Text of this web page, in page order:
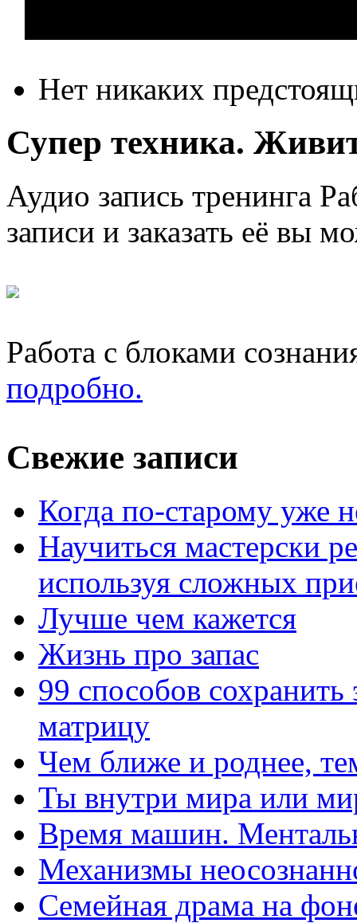
Нет никаких
Супер техника.
Аудио запись тренинга
записи и заказать её вы
Работа с блоками
подробно.
Свежие записи
Когда по-старому уже
Научиться мастерски
используя сложных
Лучше чем кажется
Жизнь про запас
99 способов
матрицу
Чем ближе и роднее,
Ты внутри мира или
Время машин.
Механизмы
Семейная драма на